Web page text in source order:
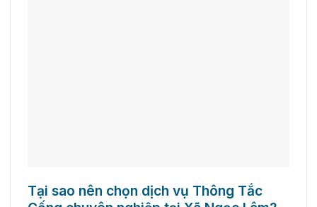
Tại sao nên chọn dịch vụ Thông Tắc